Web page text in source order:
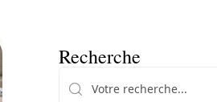
Recherche